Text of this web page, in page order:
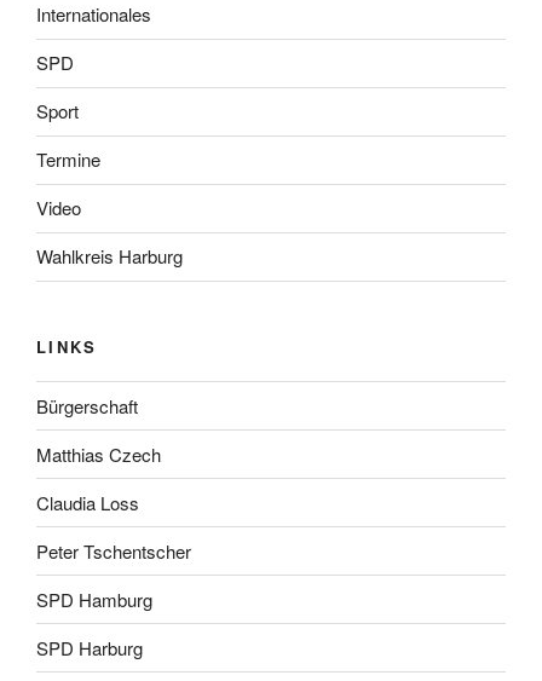
Internationales
SPD
Sport
Termine
Video
Wahlkreis Harburg
LINKS
Bürgerschaft
Matthias Czech
Claudia Loss
Peter Tschentscher
SPD Hamburg
SPD Harburg